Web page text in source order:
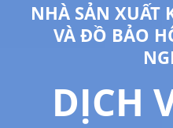
NHÀ SẢN XUẤT
VÀ ĐỒ BẢO
DỊCH